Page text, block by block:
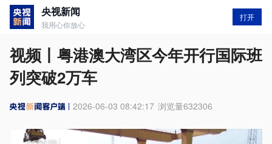
央视新闻
我用心你放心
打开
视频丨粤港澳大湾区今年开行国际班
列突破2万车
2026-06-03 08:42:17 浏览量632306